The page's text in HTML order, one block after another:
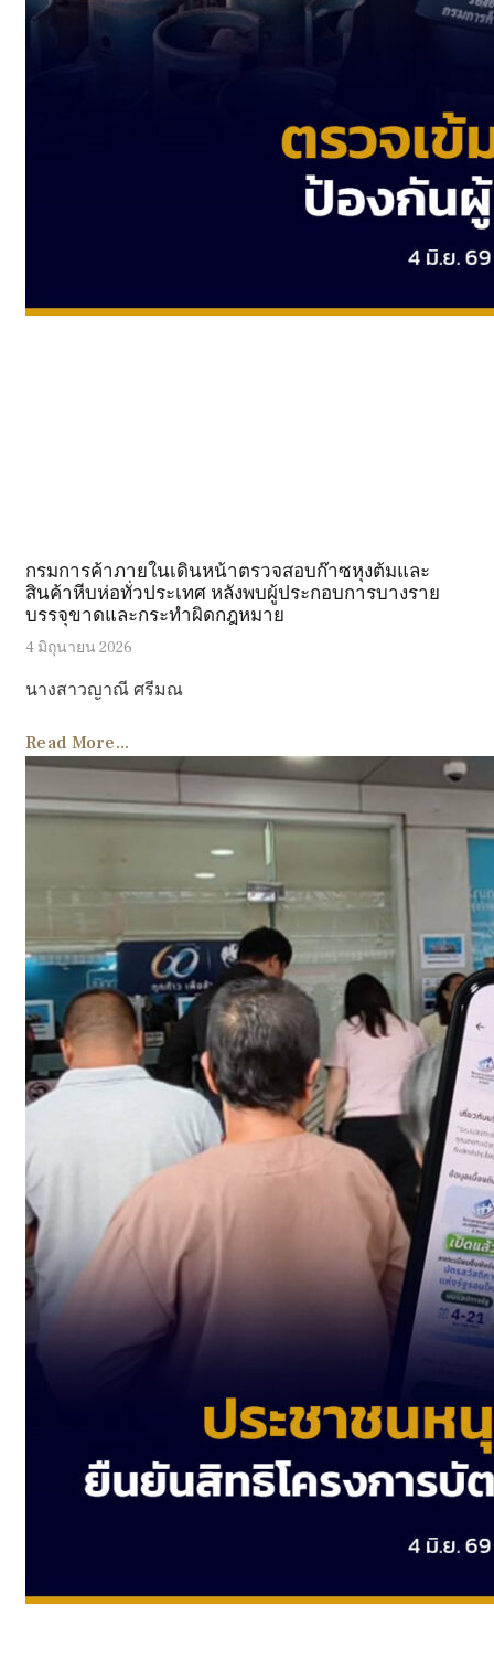
กรมการค้าภายในเดินหน้าตรวจสอบก๊าซหุงต้มและ
สินค้าหีบห่อทั่วประเทศ หลังพบผู้ประกอบการบางราย
บรรจุขาดและกระทำผิดกฎหมาย
4 มิถุนายน 2026
นางสาวญาณี ศรีมณ
Read More...